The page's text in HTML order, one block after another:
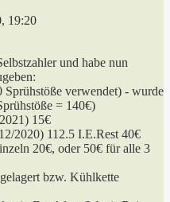
19:20
und habe nun
verwendet) - wurde
= 140€)
15€
2020) 112.5 I.E.Rest 40€
20€, oder 50€ für alle 3
bzw. Kühlkette